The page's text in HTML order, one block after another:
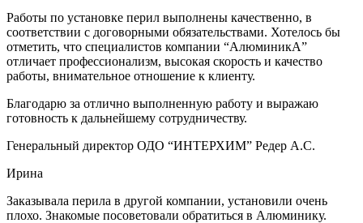
Работы по установке перил выполнены качественно, в
соответствии с договорными обязательствами. Хотелось бы
отметить, что специалистов компании “АлюминикА”
отличает профессионализм, высокая скорость и качество
работы, внимательное отношение к клиенту.
Благодарю за отлично выполненную работу и выражаю
готовность к дальнейшему сотрудничеству.
Генеральный директор ОДО “ИНТЕРХИМ” Редер А.С.
Ирина
Заказывала перила в другой компании, установили очень
плохо. Знакомые посоветовали обратиться в Алюминику.